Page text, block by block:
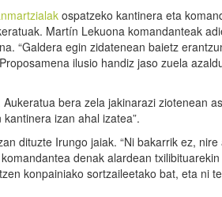
ospatzeko kantinera eta
Martín Lekuona komandanteak
“Galdera egin zidatenean baietz
ilusio handiz jaso zuela
bera zela jakinarazi ziotenean
izan ahal izatea”.
dituzte Irungo jaiak. “Ni bakarrik ez,
denak alardean
konpainiako sortzaileetako bat, eta ni